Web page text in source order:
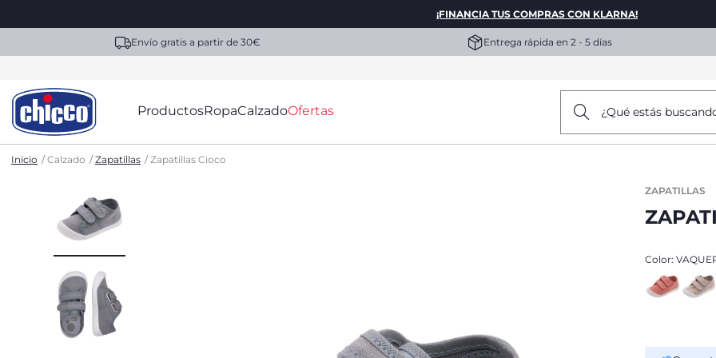
¡FINANCIA TUS COMPRAS CON KLARNA!
Envío gratis a partir de 30€ Entrega rápida en 2 - 5 días
ProductosRopaCalzadoOfertas ¿Qué estás
Inicio Calzado Zapatillas Zapatillas Cioco
ZAPATILLAS
Color: